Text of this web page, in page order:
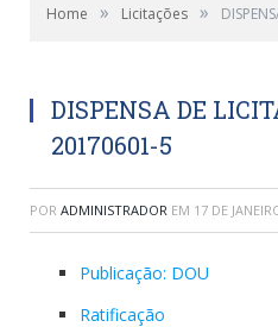
Home » Licitações »
DISPENSA DE
20170601-5
POR ADMINISTRADOR EM 17 DE
Publicação: DOU
Ratificação